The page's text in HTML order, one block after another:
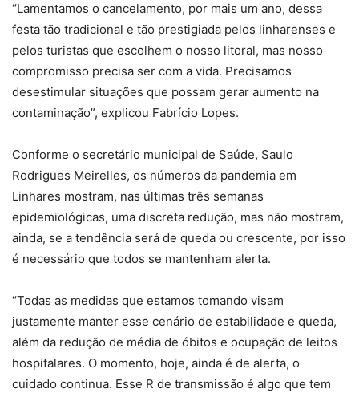
“Lamentamos o cancelamento, por mais um ano, dessa
festa tão tradicional e tão prestigiada pelos linharenses e
pelos turistas que escolhem o nosso litoral, mas nosso
compromisso precisa ser com a vida. Precisamos
desestimular situações que possam gerar aumento na
contaminação”, explicou Fabrício Lopes.
Conforme o secretário municipal de Saúde, Saulo
Rodrigues Meirelles, os números da pandemia em
Linhares mostram, nas últimas três semanas
epidemiológicas, uma discreta redução, mas não mostram,
ainda, se a tendência será de queda ou crescente, por isso
é necessário que todos se mantenham alerta.
“Todas as medidas que estamos tomando visam
justamente manter esse cenário de estabilidade e queda,
além da redução de média de óbitos e ocupação de leitos
hospitalares. O momento, hoje, ainda é de alerta, o
cuidado continua. Esse R de transmissão é algo que tem